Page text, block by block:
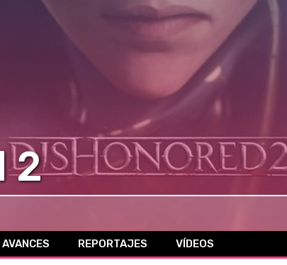
2
AVANCES REPORTAJES VÍDEOS